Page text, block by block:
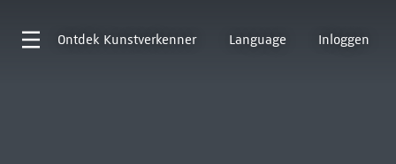
Ontdek Kunstverkenner Language Inloggen